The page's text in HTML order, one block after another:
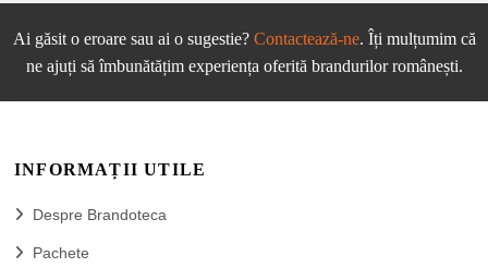
Ai găsit o eroare sau ai o sugestie? Contactează-ne. Îți mulțumim că
ne ajuți să îmbunătățim experiența oferită brandurilor românești.
INFORMAȚII UTILE
Despre Brandoteca
Pachete